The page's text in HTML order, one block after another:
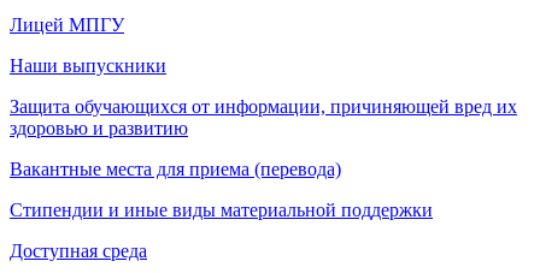
Лицей МПГУ
Наши выпускники
Защита обучающихся от информации, причиняющей вред их
здоровью и развитию
Вакантные места для приема (перевода)
Стипендии и иные виды материальной поддержки
Доступная среда